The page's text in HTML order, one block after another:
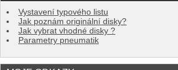
Vystavení typového listu
Jak poznám originální disky?
Jak vybrat vhodné disky ?
Parametry pneumatik